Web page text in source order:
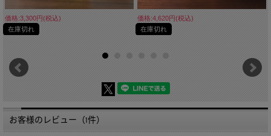
価格:3,300円(税込)
在庫切れ
価格:4,620円(税込)
在庫切れ
お客様のレビュー（1件）